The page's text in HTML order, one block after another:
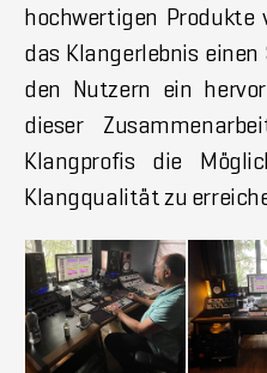
hochwertigen Produkte
das Klangerlebnis
den Nutzern ein
dieser
Klangprofis die
Klangqualität zu